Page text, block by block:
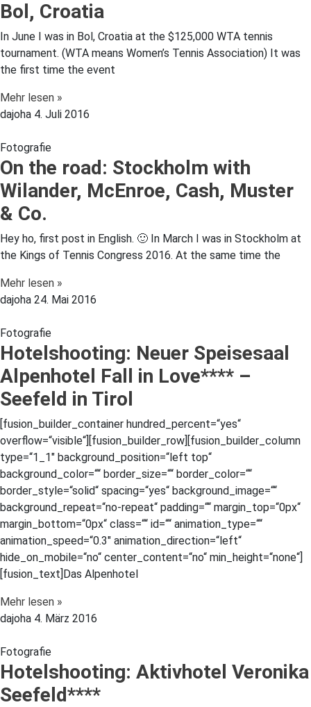
Bol, Croatia
In June I was in Bol, Croatia at the $125,000 WTA tennis
tournament. (WTA means Women’s Tennis Association) It was
the first time the event
Mehr lesen »
dajoha 4. Juli 2016
Fotografie
On the road: Stockholm with
Wilander, McEnroe, Cash, Muster
& Co.
Hey ho, first post in English. 🙂 In March I was in Stockholm at
the Kings of Tennis Congress 2016. At the same time the
Mehr lesen »
dajoha 24. Mai 2016
Fotografie
Hotelshooting: Neuer Speisesaal
Alpenhotel Fall in Love**** –
Seefeld in Tirol
[fusion_builder_container hundred_percent=“yes“
overflow=“visible“][fusion_builder_row][fusion_builder_column
type=“1_1″ background_position=“left top“
background_color=““ border_size=““ border_color=““
border_style=“solid“ spacing=“yes“ background_image=““
background_repeat=“no-repeat“ padding=““ margin_top=“0px“
margin_bottom=“0px“ class=““ id=““ animation_type=““
animation_speed=“0.3″ animation_direction=“left“
hide_on_mobile=“no“ center_content=“no“ min_height=“none“]
[fusion_text]Das Alpenhotel
Mehr lesen »
dajoha 4. März 2016
Fotografie
Hotelshooting: Aktivhotel Veronika
Seefeld****